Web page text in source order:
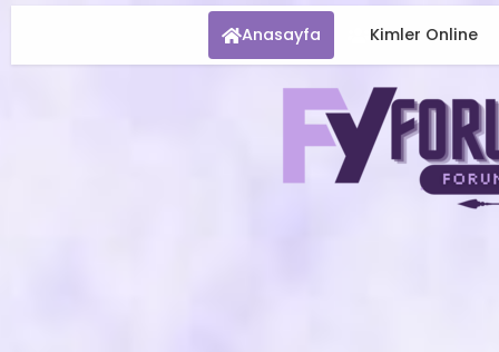
Anasayfa Kimler Online